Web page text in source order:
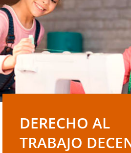
DERECHO AL
TRABAJO